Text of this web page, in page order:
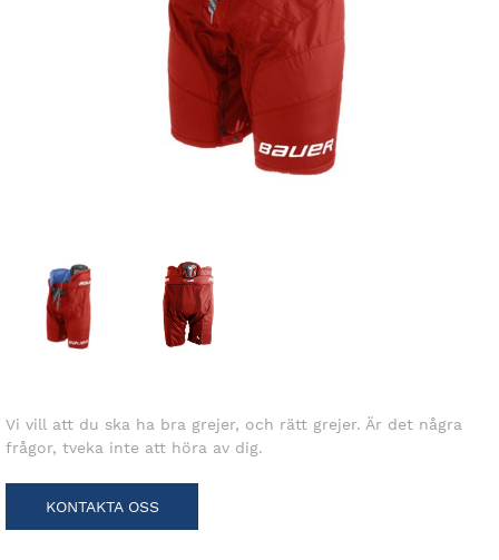
Vi vill att du ska ha bra grejer, och rätt grejer. Är det några
frågor, tveka inte att höra av dig.
KONTAKTA OSS